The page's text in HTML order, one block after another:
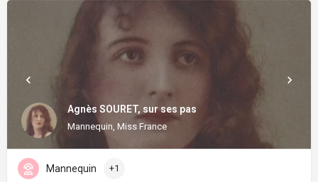
Agnès SOURET, sur ses pas
Mannequin, Miss France
Mannequin +1